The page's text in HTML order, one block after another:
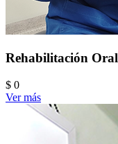
Rehabilitación Oral
$ 0
Ver más